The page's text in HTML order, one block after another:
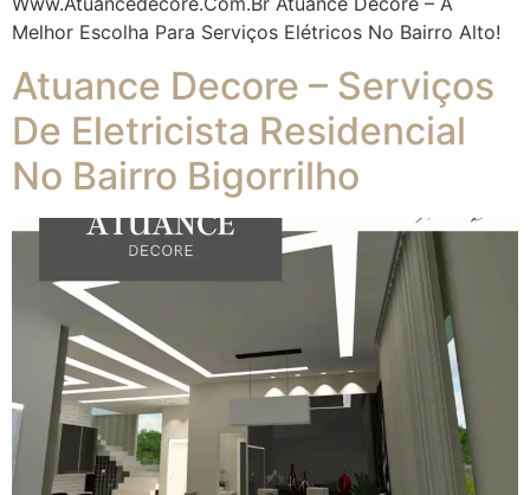
Melhor Escolha Para Serviços Elétricos No Bairro Alto!
Atuance Decore – Serviços
De Eletricista Residencial
No Bairro Bigorrilho